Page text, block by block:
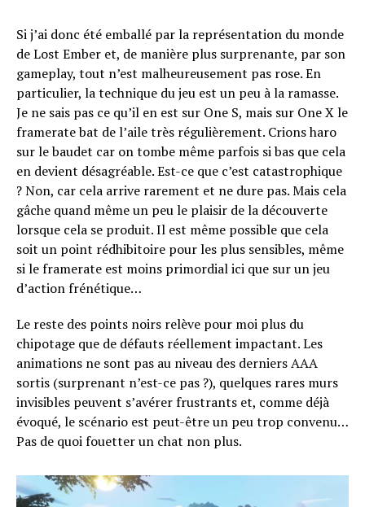
Si j’ai donc été emballé par la représentation du monde
de Lost Ember et, de manière plus surprenante, par son
gameplay, tout n’est malheureusement pas rose. En
particulier, la technique du jeu est un peu à la ramasse.
Je ne sais pas ce qu’il en est sur One S, mais sur One X le
framerate bat de l’aile très régulièrement. Crions haro
sur le baudet car on tombe même parfois si bas que cela
en devient désagréable. Est-ce que c’est catastrophique
? Non, car cela arrive rarement et ne dure pas. Mais cela
gâche quand même un peu le plaisir de la découverte
lorsque cela se produit. Il est même possible que cela
soit un point rédhibitoire pour les plus sensibles, même
si le framerate est moins primordial ici que sur un jeu
d’action frénétique…
Le reste des points noirs relève pour moi plus du
chipotage que de défauts réellement impactant. Les
animations ne sont pas au niveau des derniers AAA
sortis (surprenant n’est-ce pas ?), quelques rares murs
invisibles peuvent s’avérer frustrants et, comme déjà
évoqué, le scénario est peut-être un peu trop convenu…
Pas de quoi fouetter un chat non plus.